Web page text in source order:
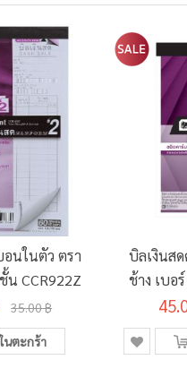
นในตัว ตรา
น CCR922Z
35.00 ฿
นตะกร้า
บิลเงินส
ช้าง เบอ